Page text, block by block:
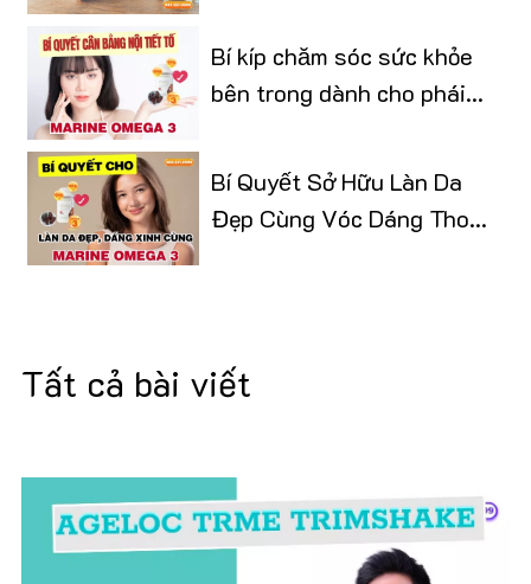
Bí kíp chăm sóc sức khỏe
bên trong dành cho phái
Bí Quyết Sở Hữu Làn Da
Đẹp Cùng Vóc Dáng Thon
Tất cả bài viết